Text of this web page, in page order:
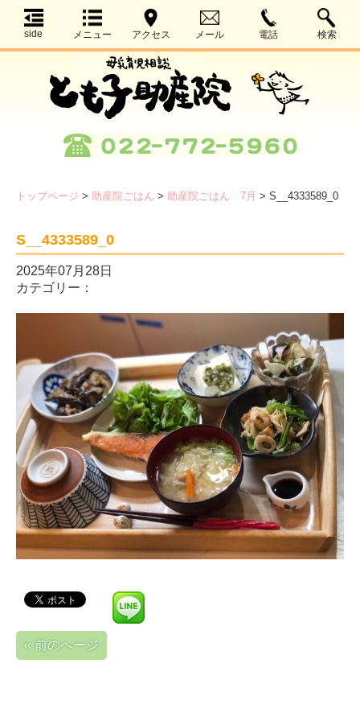
side メニュー アクセス メール 電話 検索
トップページ > 助産院ごはん > 助産院ごはん 7月 > S__4333589_0
S__4333589_0
2025年07月28日
カテゴリー：
« 前のページ